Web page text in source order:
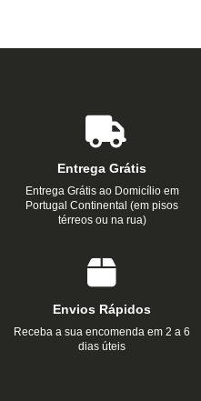
Entrega Grátis
Entrega Grátis ao Domicílio em
Portugal Continental (em pisos
térreos ou na rua)
Envios Rápidos
Receba a sua encomenda em 2 a 6
dias úteis